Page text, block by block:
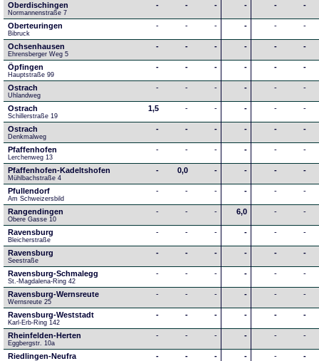
Oberdischingen
Normannenstraße 7
- - - - - -
Oberteuringen
Bibruck
- - - - - -
Ochsenhausen
Ehrensberger Weg 5
- - - - - -
Öpfingen
Hauptstraße 99
- - - - - -
Ostrach
Uhlandweg
- - - - - -
Ostrach
Schillerstraße 19
1,5 - - - - -
Ostrach
Denkmalweg
- - - - - -
Pfaffenhofen
Lerchenweg 13
- - - - - -
Pfaffenhofen-Kadeltshofen
Mühlbachstraße 4
- 0,0 - - - -
Pfullendorf
Am Schweizersbild
- - - - - -
Rangendingen
Obere Gasse 10
- - - 6,0 - -
Ravensburg
Bleicherstraße
- - - - - -
Ravensburg
Seestraße
- - - - - -
Ravensburg-Schmalegg
St.-Magdalena-Ring 42
- - - - - -
Ravensburg-Wernsreute
Wernsreute 25
- - - - - -
Ravensburg-Weststadt
Karl-Erb-Ring 142
- - - - - -
Rheinfelden-Herten
Eggbergstr. 10a
- - - - - -
Riedlingen-Neufra - - - - - -